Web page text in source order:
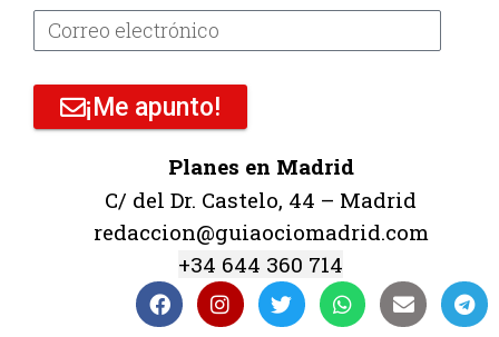
¡Me apunto!
Planes en Madrid
C/ del Dr. Castelo, 44 – Madrid
redaccion@guiaociomadrid.com
+34 644 360 714